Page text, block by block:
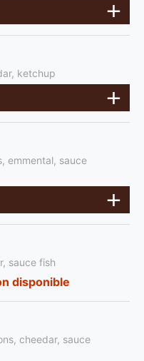
ketchup
emmental, sauce
sauce fish
disponible
cheedar, sauce